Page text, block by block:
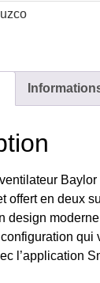
offert en deux
design
qui
l’application